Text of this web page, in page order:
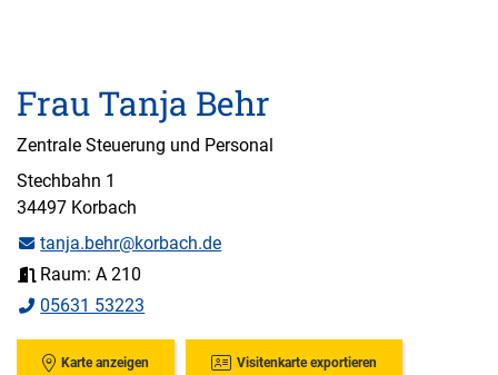
Frau Tanja Behr
Zentrale Steuerung und Personal
Stechbahn 1
34497 Korbach
tanja.behr@korbach.de
Raum: A 210
05631 53223
Karte anzeigen Visitenkarte exportieren